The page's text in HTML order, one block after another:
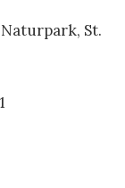
St.